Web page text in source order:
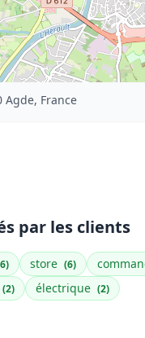
Agde, France
par les clients
store (6)
(2) électrique (2)